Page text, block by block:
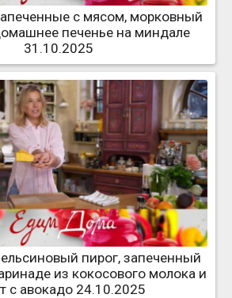
с мясом, морковный
печенье на миндале
31.10.2025
пирог, запеченный
из кокосового молока и
с авокадо 24.10.2025